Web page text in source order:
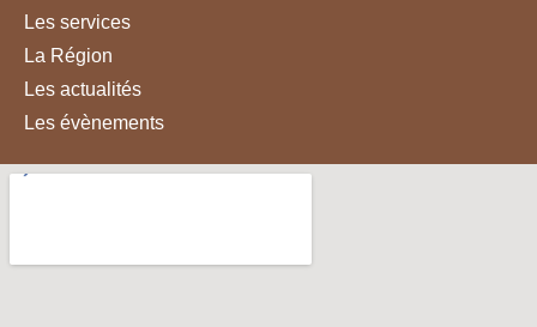
Les services
La Région
Les actualités
Les évènements